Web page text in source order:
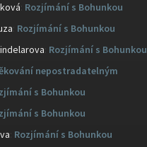
Rozjímání s Bohunkou
Rozjímání s Bohunkou
Rozjímání s Bohunkou
nepostradatelným
s Bohunkou
s Bohunkou
Rozjímání s Bohunkou